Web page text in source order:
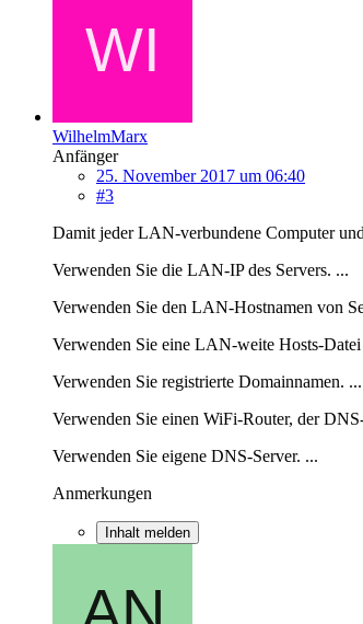
WilhelmMarx
Anfänger
25. November 2017 um 06:40
#3
Damit jeder LAN-verbundene Computer
Verwenden Sie die LAN-IP des Servers. ...
Verwenden Sie den LAN-Hostnamen von
Verwenden Sie eine LAN-weite Hosts-
Verwenden Sie registrierte Domainnamen. ...
Verwenden Sie einen WiFi-Router, der
Verwenden Sie eigene DNS-Server. ...
Anmerkungen
Inhalt melden